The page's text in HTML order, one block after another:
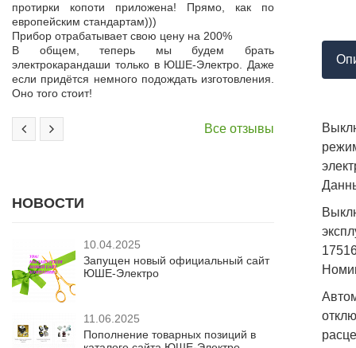
протирки копоти приложена! Прямо, как по
европейским стандартам)))
Прибор отрабатывает свою цену на 200%
В общем, теперь мы будем брать
электрокарандаши только в ЮШЕ-Электро. Даже
если придётся немного подождать изготовления.
Оно того стоит!
Все отзывы
НОВОСТИ
10.04.2025
Запущен новый официальный сайт
ЮШЕ-Электро
11.06.2025
Пополнение товарных позиций в